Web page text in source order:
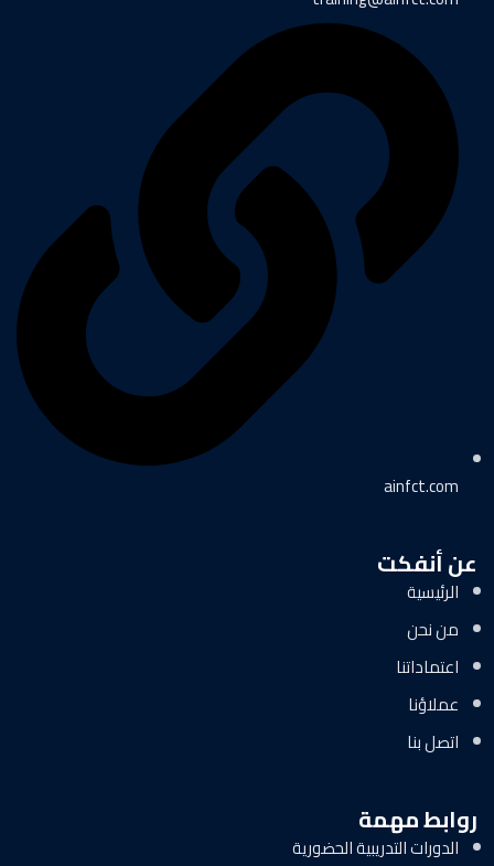
ainfct.com
عن أنفكت
الرئيسية
من نحن
اعتماداتنا
عملاؤنا
اتصل بنا
روابط مهمة
الدورات التدريبية الحضورية